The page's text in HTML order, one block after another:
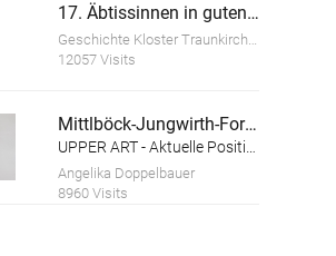
17. Äbtissinnen in guten und schlechten Zeiten
12057 Visits
Mittlböck-Jungwirth-Forhinger Stefan
Angelika Doppelbauer
8960 Visits